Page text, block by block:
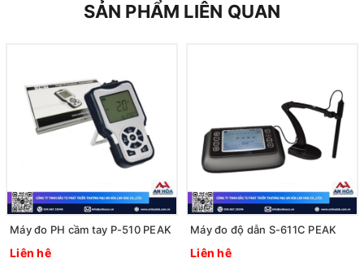
SẢN PHẨM LIÊN QUAN
Máy đo PH cầm tay P-510 PEAK
Liên hệ
Máy đo độ dẫn S-611C PEAK
Liên hệ